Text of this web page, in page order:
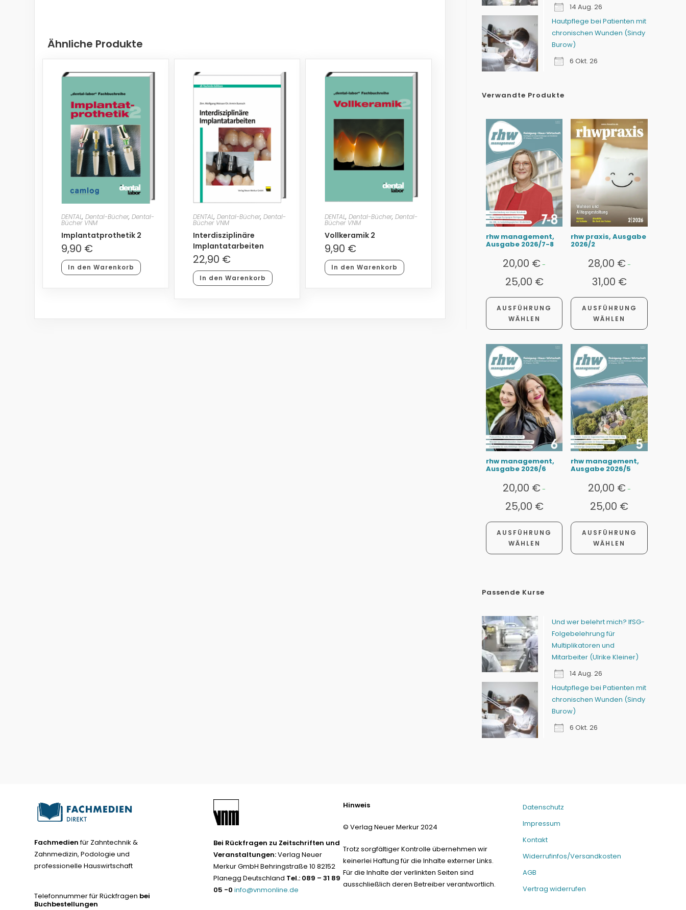
Ähnliche Produkte
DENTAL,Dental-Bücher,Dental-
Bücher VNM
Implantatprothetik 2
9,90 €
In den Warenkorb
DENTAL, Dental-Bücher, Dental-
Bücher VNM
Interdisziplinäre
Implantatarbeiten
22,90 €
In den Warenkorb
DENTAL, Dental-Bücher, Dental-
Bücher VNM
Vollkeramik 2
9,90 €
In den Warenkorb
14 Aug. 26
Hautpflege bei Patienten mit
chronischen Wunden (Sindy
Burow)
6 Okt. 26
Verwandte Produkte
rhw management,
Ausgabe 2026/7-8
20,00 €-
25,00 €
AUSFÜHRUNG
WÄHLEN
rhw praxis, Ausgabe
2026/2
28,00 €-
31,00 €
AUSFÜHRUNG
WÄHLEN
rhw management,
Ausgabe 2026/6
20,00 €-
25,00 €
AUSFÜHRUNG
WÄHLEN
rhw management,
Ausgabe 2026/5
20,00 €-
25,00 €
AUSFÜHRUNG
WÄHLEN
Passende Kurse
Und wer belehrt mich? IfSG-
Folgebelehrung für
Multiplikatoren und
Mitarbeiter (Ulrike Kleiner)
14 Aug. 26
Hautpflege bei Patienten mit
chronischen Wunden (Sindy
Burow)
6 Okt. 26
Fachmedienfür Zahntechnik &
Zahnmedizin, Podologie und
professionelle Hauswirtschaft
Telefonnummer für Rückfragen bei
Buchbestellungen
Bei Rückfragen zu Zeitschriften und
Veranstaltungen:Verlag Neuer
Merkur GmbH Behringstraße 10 82152
Planegg Deutschland Tel.: 089 – 31 89
05 -0 info@vnmonline.de
Hinweis
© Verlag Neuer Merkur 2024
Trotz sorgfältiger Kontrolle übernehmen wir
keinerlei Haftung für die Inhalte externer Links.
Für die Inhalte der verlinkten Seiten sind
ausschließlich deren Betreiber verantwortlich.
Datenschutz
Impressum
Kontakt
Widerrufinfos/Versandkosten
AGB
Vertrag widerrufen